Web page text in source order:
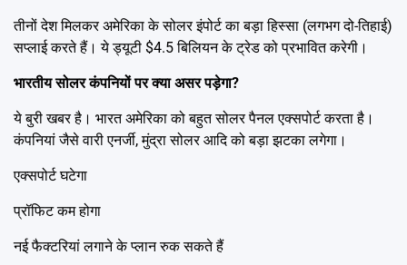
तीनों देश मिलकर अमेरिका के सोलर इंपोर्ट का बड़ा हिस्सा (लगभग दो-तिहाई)
सप्लाई करते हैं। ये ड्यूटी $4.5 बिलियन के ट्रेड को प्रभावित करेगी।
भारतीय सोलर कंपनियों पर क्या असर पड़ेगा?
ये बुरी खबर है। भारत अमेरिका को बहुत सोलर पैनल एक्सपोर्ट करता है।
कंपनियां जैसे वारी एनर्जी, मुंद्रा सोलर आदि को बड़ा झटका लगेगा।
एक्सपोर्ट घटेगा
प्रॉफिट कम होगा
नई फैक्टरियां लगाने के प्लान रुक सकते हैं